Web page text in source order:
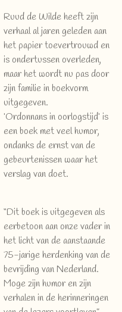
Ruud de Wilde heeft zijn
verhaal al jaren geleden aan
het papier toevertrouwd en
is ondertussen overleden,
maar het wordt nu pas door
zijn familie in boekvorm
uitgegeven.
’Ordonnans in oorlogstijd’ is
een boek met veel humor,
ondanks de ernst van de
gebeurtenissen waar het
verslag van doet.
“Dit boek is uitgegeven als
eerbetoon aan onze vader in
het licht van de aanstaande
75-jarige herdenking van de
bevrijding van Nederland.
Moge zijn humor en zijn
verhalen in de herinneringen